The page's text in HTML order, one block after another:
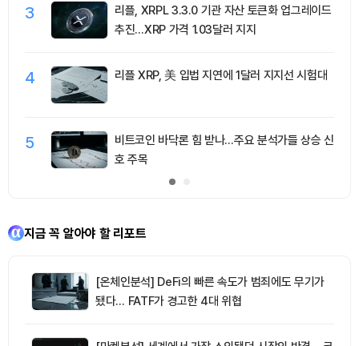
3
리플, XRPL 3.3.0 기관 자산 토큰화 업그레이드
추진…XRP 가격 1.03달러 지지
4 리플 XRP, 美 입법 지연에 1달러 지지선 시험대
5
비트코인 바닥론 힘 받나…주요 분석가들 상승 신
호 주목
지금 꼭 알아야 할 리포트
[온체인분석] DeFi의 빠른 속도가 범죄에도 무기가
됐다… FATF가 경고한 4대 위협